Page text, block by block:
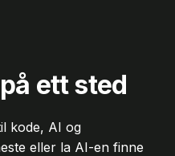
ett sted
kode, AI og
eller la AI-en finne